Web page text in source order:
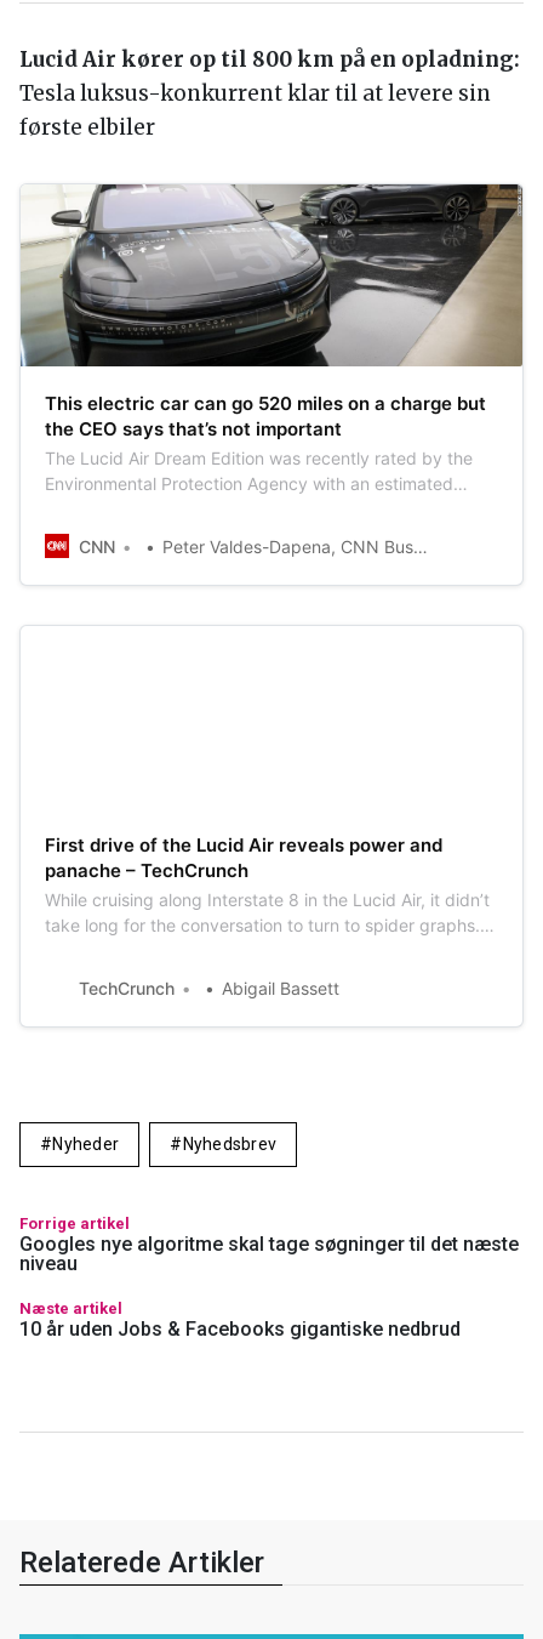
Lucid Air kører op til 800 km på en opladning:
Tesla luksus-konkurrent klar til at levere sin
første elbiler
This electric car can go 520 miles on a charge but
the CEO says that’s not important
The Lucid Air Dream Edition was recently rated by the
Environmental Protection Agency with an estimated
longest range of any purely battery-powered car yet
rated by the EPA, including Tesla’s Model S Long Range.
CNN Peter Valdes-Dapena, CNN Business
First drive of the Lucid Air reveals power and
panache – TechCrunch
While cruising along Interstate 8 in the Lucid Air, it didn’t
take long for the conversation to turn to spider graphs.
aerodynamics interact with one another. For the engineer
sitting in the passeng…
TechCrunch Abigail Bassett
Nyheder Nyhedsbrev
Forrige artikel
Googles nye algoritme skal tage søgninger til det næste
niveau
Næste artikel
10 år uden Jobs & Facebooks gigantiske nedbrud
Relaterede Artikler